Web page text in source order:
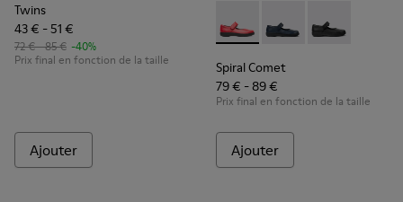
Twins
43 € - 51 €
72 € - 85 € -40%
Prix final en fonction de la taille
Ajouter
Spiral Comet - 80356-030 -
Spiral Comet -
Spiral Comet
Spiral Comet
79 € - 89 €
Prix final en fonction de la taille
Ajouter